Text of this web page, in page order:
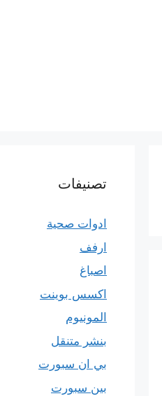
تصنيفات
ادوات صحية
ارفف
اصباغ
اكسس بوينت
المونيوم
بنشر متنقل
بي ان سبورت
بين سبورت